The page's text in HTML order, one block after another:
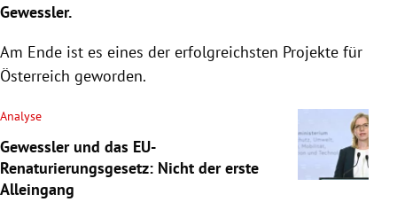
Gewessler.
Am Ende ist es eines der erfolgreichsten Projekte für
Österreich geworden.
Analyse
Gewessler und das EU-
Renaturierungsgesetz: Nicht der erste
Alleingang